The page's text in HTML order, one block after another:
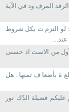
المرف ود في الآية
: لو التزم ت بكل شروط
من الاست اذ حسنى
ة بأضعا ف ثمنها . هل
فضيلة الدّك تور